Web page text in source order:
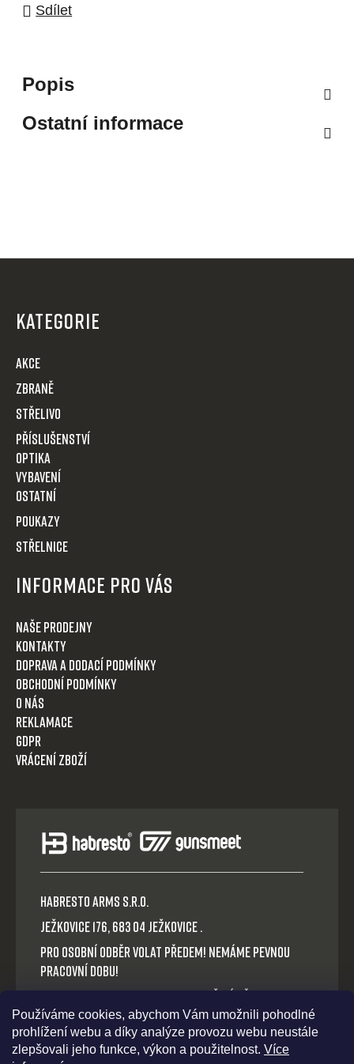
Používáme cookies, abychom Vám umožnili pohodlné
prohlížení webu a díky analýze provozu webu neustále
zlepšovali jeho funkce, výkon a použitelnost. Více
Sdílet
Popis
Ostatní informace
KATEGORIE
AKCE
Zbraně
Střelivo
Příslušenství
Optika
VYBAVENÍ
OSTATNÍ
POUKAZY
STŘELNICE
Informace pro Vás
Naše prodejny
Kontakty
Doprava a dodací podmínky
Obchodní podmínky
O nás
Reklamace
GDPR
Vrácení zboží
HABRESTO ARMS s.r.o.
Ježkovice 176, 683 04 Ježkovice .
Pro osobní odběr volat předem! Nemáme pevnou
pracovní dobu!
Platba v hotovosti nebo QR okamžitý převod.
Volejte: +420 721 030 614
E-mail: habresto@habresto.cz